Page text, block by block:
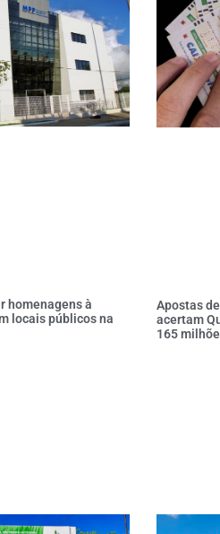
homenagens à
locais públicos na
Apostas
acertam
165